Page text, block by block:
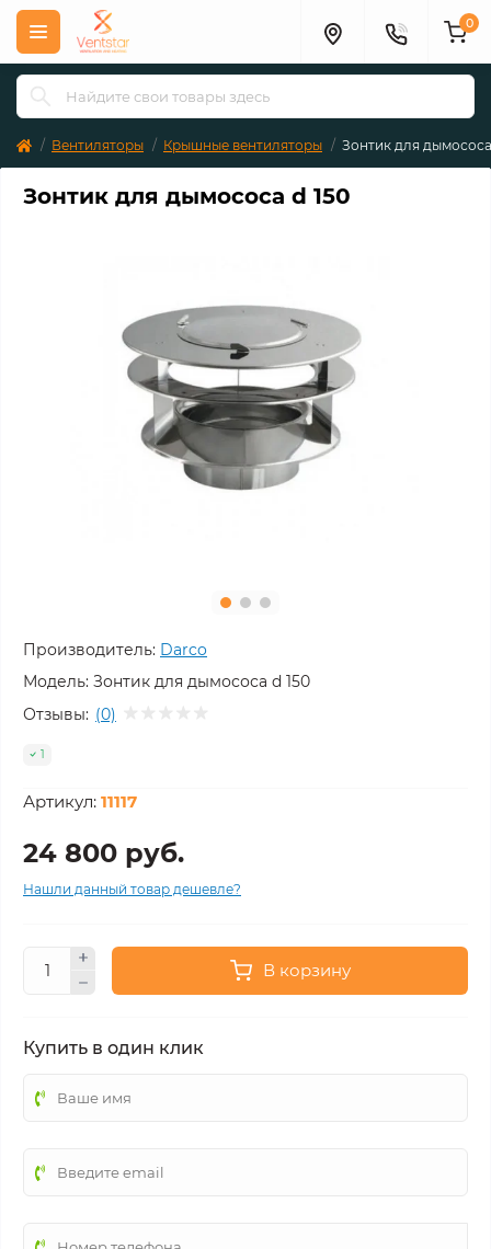
0
Вентиляторы Крышные вентиляторы Зонтик для дымососа
Зонтик для дымососа d 150
Производитель: Darco
Модель: Зонтик для дымососа d 150
Отзывы: (0)
1
Артикул: 11117
24 800 руб.
Нашли данный товар дешевле?
В корзину
Купить в один клик